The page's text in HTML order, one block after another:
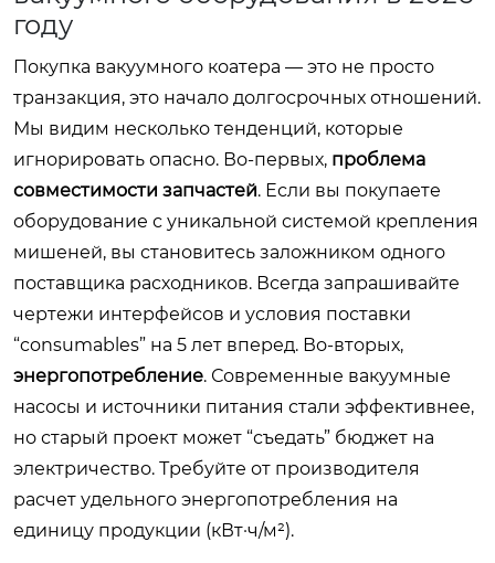
году
Покупка вакуумного коатера — это не просто
транзакция, это начало долгосрочных отношений.
Мы видим несколько тенденций, которые
игнорировать опасно. Во-первых, проблема
совместимости запчастей. Если вы покупаете
оборудование с уникальной системой крепления
мишеней, вы становитесь заложником одного
поставщика расходников. Всегда запрашивайте
чертежи интерфейсов и условия поставки
“consumables” на 5 лет вперед. Во-вторых,
энергопотребление. Современные вакуумные
насосы и источники питания стали эффективнее,
но старый проект может “съедать” бюджет на
электричество. Требуйте от производителя
расчет удельного энергопотребления на
единицу продукции (кВт·ч/м²).